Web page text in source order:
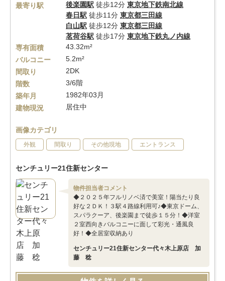
最寄り駅
後楽園駅 徒歩12分 東京地下鉄南北線
春日駅 徒歩11分 東京都三田線
白山駅 徒歩12分 東京都三田線
茗荷谷駅 徒歩17分 東京地下鉄丸ノ内線
専有面積
43.32m²
バルコニー
5.2m²
間取り
2DK
階数
3/6階
築年月
1982年03月
建物現況
居住中
画像カテゴリ
外観 間取り その他現地 エントランス
センチュリー21住新センター
物件担当者コメント
◆２０２５年フルリノベ済で美室！陽当たり良
好な２ＤＫ！３駅４路線利用可♪◆東京ドーム、
スパラクーア、後楽園まで徒歩１５分！◆洋室
２室西向きバルコニーに面して彩光・通風良
好！◆全居室収納あり
センチュリー21住新センター代々木上原店 加
藤 稔